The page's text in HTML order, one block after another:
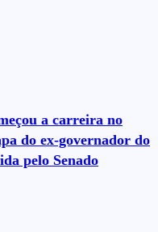
a carreira no
do ex-governador do
pelo Senado